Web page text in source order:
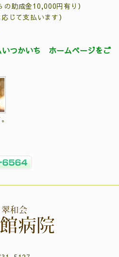
助成金10,000円有り）
じて支払います）
つかいち ホームページをご